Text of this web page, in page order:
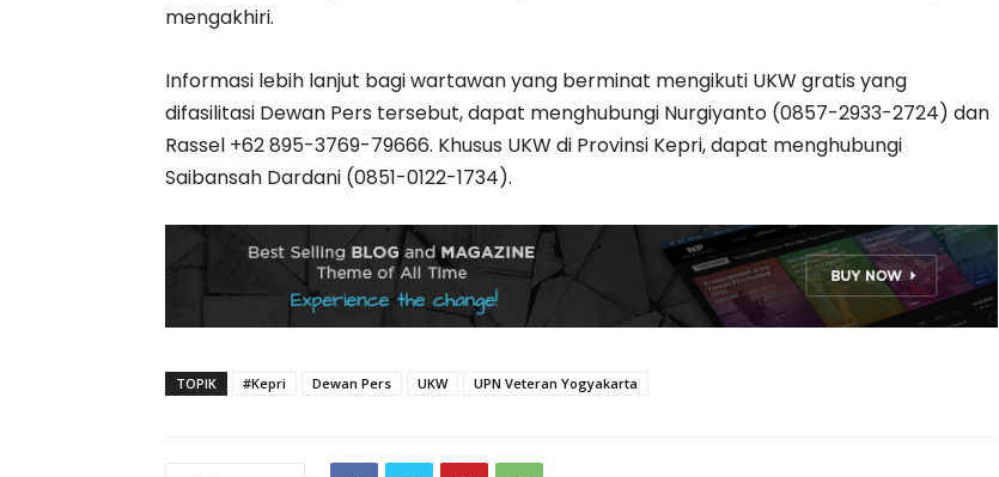
mengakhiri.
Informasi lebih lanjut bagi wartawan yang berminat mengikuti UKW gratis yang
difasilitasi Dewan Pers tersebut, dapat menghubungi Nurgiyanto (0857-2933-2724) dan
Rassel +62 895-3769-79666. Khusus UKW di Provinsi Kepri, dapat menghubungi
Saibansah Dardani (0851-0122-1734).
TOPIK #Kepri Dewan Pers UKW UPN Veteran Yogyakarta